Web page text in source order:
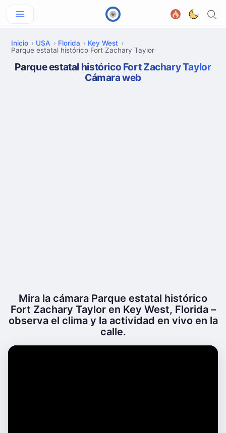
Inicio USA Florida
Key West
Parque estatal histórico Fort Zachary Taylor
Parque estatal histórico Fort Zachary Taylor
Cámara web
Mira la cámara Parque estatal histórico
Fort Zachary Taylor en Key West, Florida –
observa el clima y la actividad en vivo en la
calle.